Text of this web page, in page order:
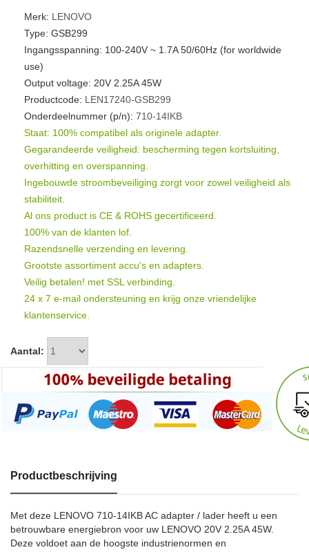
Merk: LENOVO
Type: GSB299
Ingangsspanning: 100-240V ~ 1.7A 50/60Hz (for worldwide
use)
Output voltage: 20V 2.25A 45W
Productcode: LEN17240-GSB299
Onderdeelnummer (p/n): 710-14IKB
Staat: 100% compatibel als originele adapter.
Gegarandeerde veiligheid: bescherming tegen kortsluiting,
overhitting en overspanning.
Ingebouwde stroombeveiliging zorgt voor zowel veiligheid als
stabiliteit.
Al ons product is CE & ROHS gecertificeerd.
100% van de klanten lof.
Razendsnelle verzending en levering.
Grootste assortiment accu's en adapters.
Veilig betalen! met SSL verbinding.
24 x 7 e-mail ondersteuning en krijg onze vriendelijke
klantenservice.
Aantal:
Productbeschrijving
Met deze LENOVO 710-14IKB AC adapter / lader heeft u een
betrouwbare energiebron voor uw LENOVO 20V 2.25A 45W.
Deze voldoet aan de hoogste industrienormen en